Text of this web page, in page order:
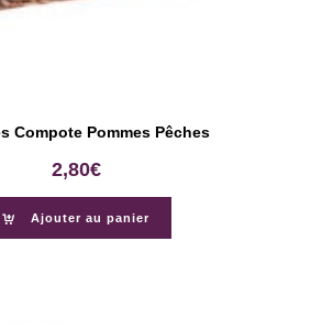
Compote Pommes Pêches
2,80€
Ajouter au panier